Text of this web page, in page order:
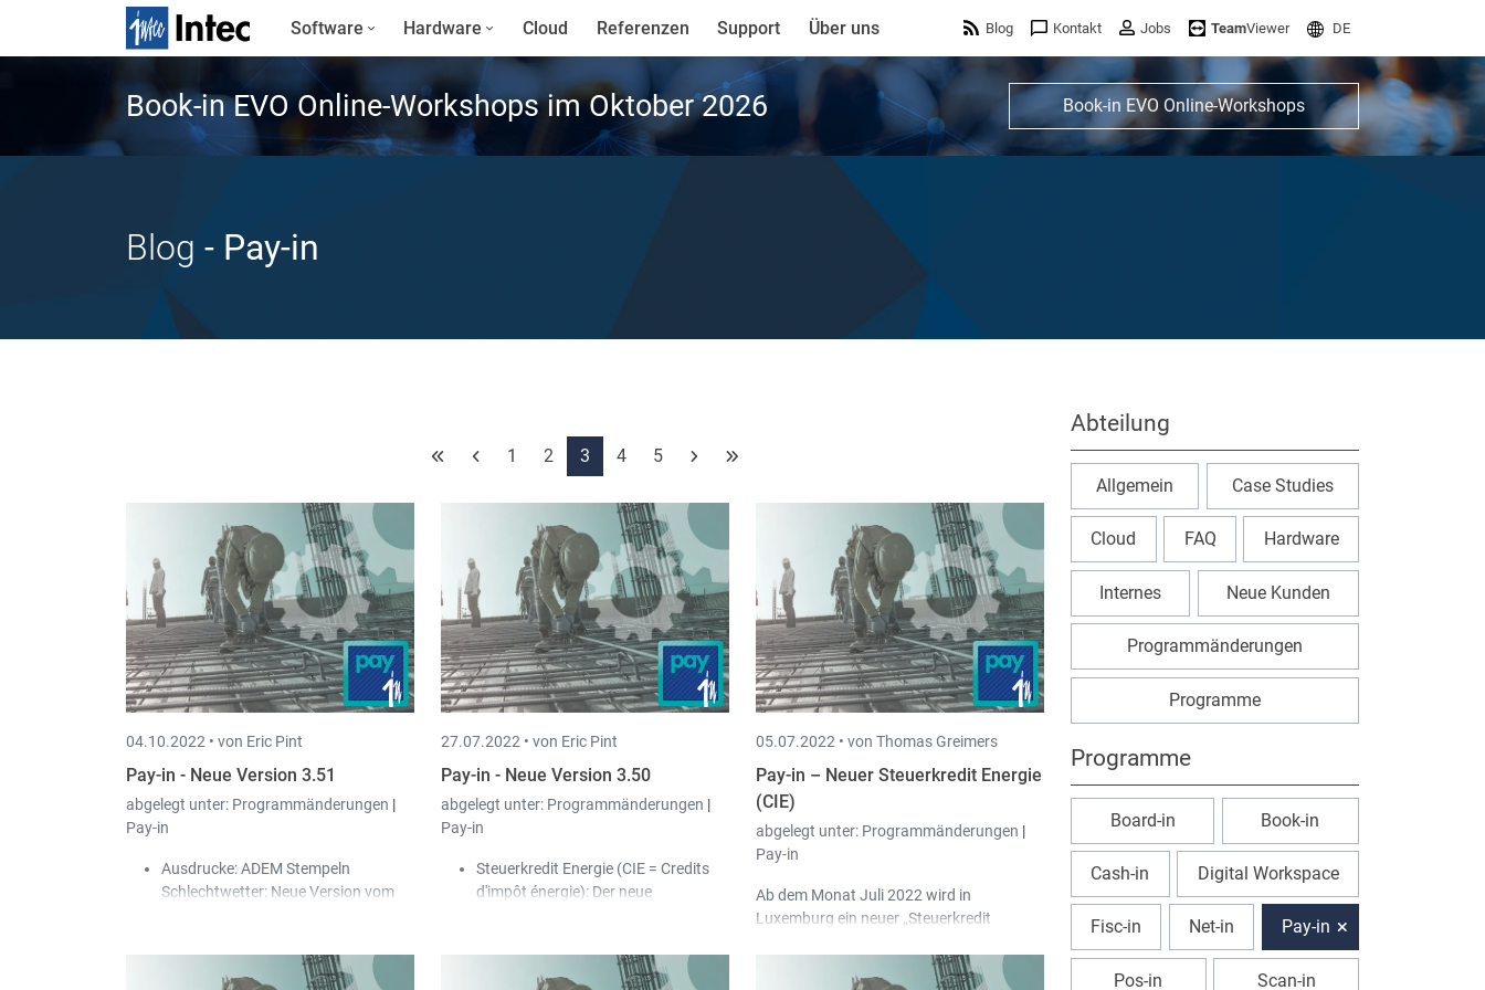
Software Hardware Cloud Referenzen Support Über uns Blog Kontakt Jobs TeamViewer DE
Book-in EVO Online-Workshops im Oktober 2026 Book-in EVO Online-Workshops
Blog - Pay-in
1 2 3 4 5
04.10.2022 • von Eric Pint
Pay-in - Neue Version 3.51
abgelegt unter: Programmänderungen |
Pay-in
Ausdrucke: ADEM Stempeln
Schlechtwetter: Neue Version vom
Ausdrucke: Lohnbescheinigungen
27.07.2022 • von Eric Pint
Pay-in - Neue Version 3.50
abgelegt unter: Programmänderungen |
Pay-in
Steuerkredit Energie (CIE = Credits
d'impôt énergie): Der neue
gleichnamige Lohnart CIE, die in den
Parametern hinterlegt ist. In den
05.07.2022 • von Thomas Greimers
Pay-in – Neuer Steuerkredit Energie
(CIE)
abgelegt unter: Programmänderungen |
Pay-in
Ab dem Monat Juli 2022 wird in
Luxemburg ein neuer „Steuerkredit
Steuerkredit soll Stand Juni 2022 von Juli
Abteilung
Allgemein Case Studies
Cloud FAQ Hardware
Internes Neue Kunden
Programmänderungen
Programme
Programme
Board-in Book-in
Cash-in Digital Workspace
Fisc-in Net-in Pay-in
Pos-in Scan-in